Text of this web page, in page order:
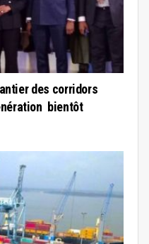
des corridors
bientôt